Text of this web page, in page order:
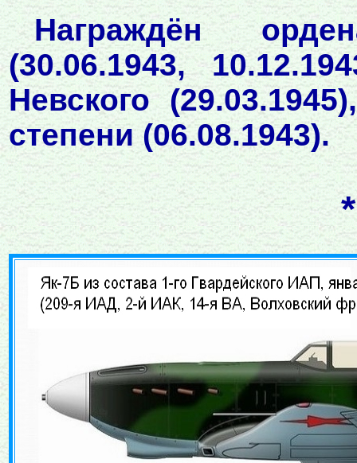
Награждён
(30.06.1943,
Невского
степени (06.08.1943).